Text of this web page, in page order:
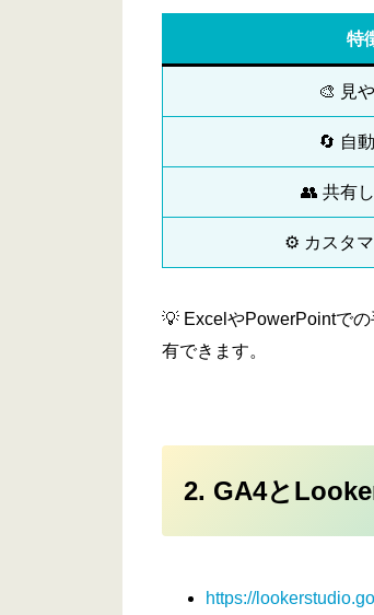
特
🎨 見
🔄 自
👥 共有
⚙️ カスタ
💡 ExcelやPowerPointでの
有できます。
2. GA4と
https://